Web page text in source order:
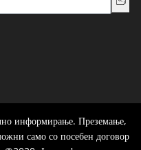
информирање. Преземање,
само со посебен договор